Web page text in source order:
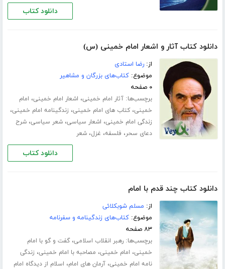
دانلود کتاب
دانلود کتاب آثار و اشعار امام خمینی (س)
از:رضا استادى
موضوع:کتاب‌های بزرگان و مشاهیر
۰ صفحه
برچسب‌ها:آثار امام خمینی، اشعار امام خمینی، امام
خمینی،کتاب های امام خمینی، زندگینامه امام خمینی،
زندگی امام خمینی، اشعار سیاسی،شعر سیاسی،شرح
دعاى سحر، فلسفه، غزل،شعر
دانلود کتاب
دانلود کتاب چند قدم با امام
از: مسلم شوبکلائی
موضوع:کتاب‌های زندگینامه و سفرنامه
۸۳ صفحه
برچسب‌ها:رهبر انقلاب اسلامی،گفت و گو با امام
خمینی، امام خمینی، مصاحبه با امام خمینی، زندگی
نامه امام خمینی،آرمان های امام، اسلام از دیدگاه امام